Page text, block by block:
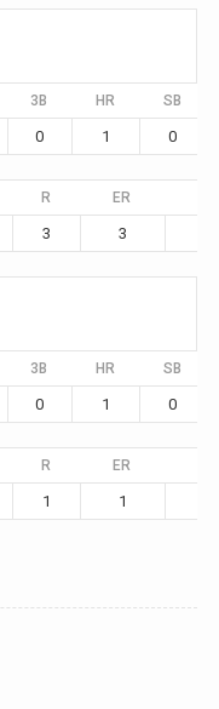
3B HR SB
0 1 0
R ER
3 3
3B HR SB
0 1 0
R ER
1 1